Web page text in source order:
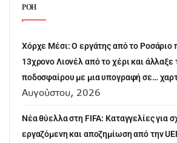
ΡΟΗ
Χόρχε Μέσι: Ο εργάτης από το Ροσάριο
13χρονο Λιονέλ από το χέρι και άλλαξε
ποδοσφαίρου με μια υπογραφή σε…
Αυγούστου, 2026
Νέα θύελλα στη FIFA: Καταγγελίες για
εργαζόμενη και αποζημίωση από την